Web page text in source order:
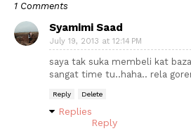
1 Comments
Syamimi Saad
July 19, 2013 at 12:14 PM
saya tak suka membeli kat
sangat time tu..haha.. rela
Reply Delete
Replies
Reply